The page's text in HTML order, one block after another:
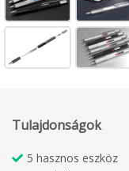
Tulajdonságok
5 hasznos eszköz